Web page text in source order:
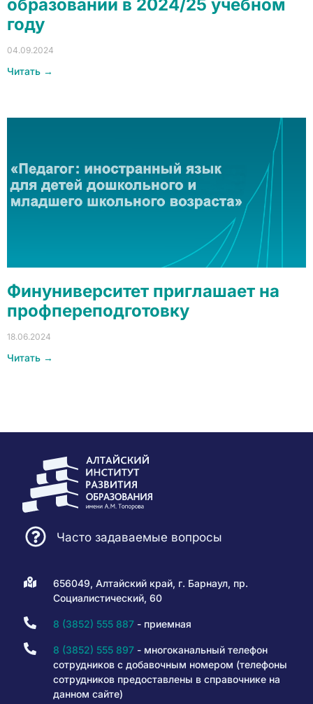
образовании в 2024/25 учебном
году
04.09.2024
Читать →
Финуниверситет приглашает на
профпереподготовку
18.06.2024
Читать →
Часто задаваемые вопросы
656049, Алтайский край, г. Барнаул, пр.
Социалистический, 60
8 (3852) 555 887- приемная
8 (3852) 555 897- многоканальный телефон
сотрудников с добавочным номером (телефоны
сотрудников предоставлены в справочнике на
данном сайте)